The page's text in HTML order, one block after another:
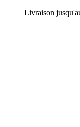
Livraison